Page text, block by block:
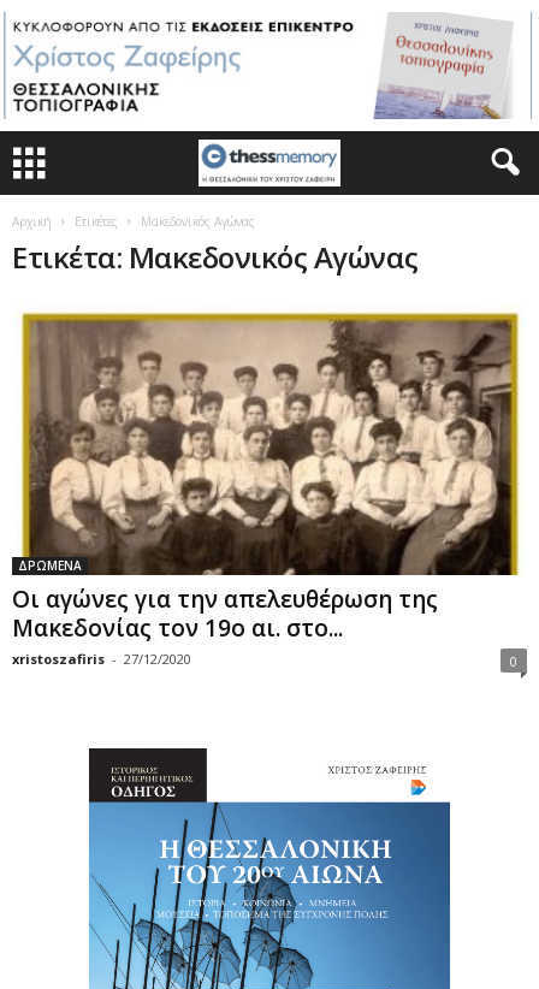
Αρχική Ετικέτες Μακεδονικός Αγώνας
Ετικέτα: Μακεδονικός Αγώνας
ΔΡΩΜΕΝΑ
Οι αγώνες για την απελευθέρωση της
Μακεδονίας τον 19ο αι. στο...
xristoszafiris - 27/12/2020 0